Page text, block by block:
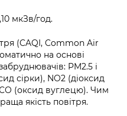
мкЗв/год.
(CAQI, Common Air
на основі
PM2.5 і
сірки), NO2 (діоксид
(оксид вуглецю). Чим
якість повітря.